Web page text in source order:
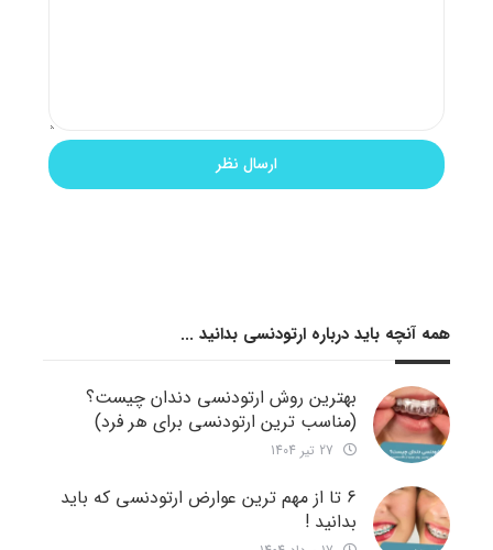
همه آنچه باید درباره ارتودنسی بدانید ...
بهترین روش ارتودنسی دندان چیست؟
(مناسب ترین ارتودنسی برای هر فرد)
6 تا از مهم ترین عوارض ارتودنسی که باید
بدانید !